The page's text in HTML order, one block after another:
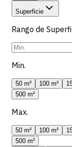
Superficie
Rango de
Min.
50 m² 100 m²
500 m²
Max.
50 m² 100 m²
500 m²